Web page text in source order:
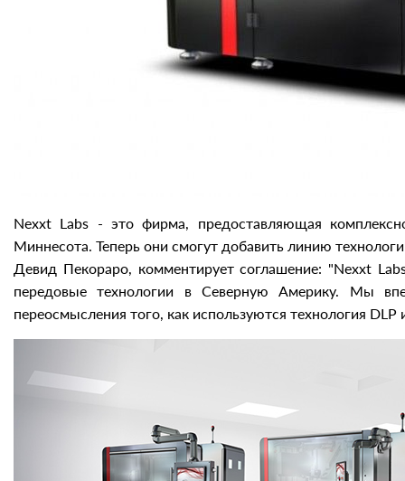
Nexxt Labs - это фирма, предоставляющая
Миннесота. Теперь они смогут добавить линию
Девид Пекораро, комментирует соглашение: "Nexxt
передовые технологии в Северную Америку. Мы
переосмысления того, как используются технология DLP